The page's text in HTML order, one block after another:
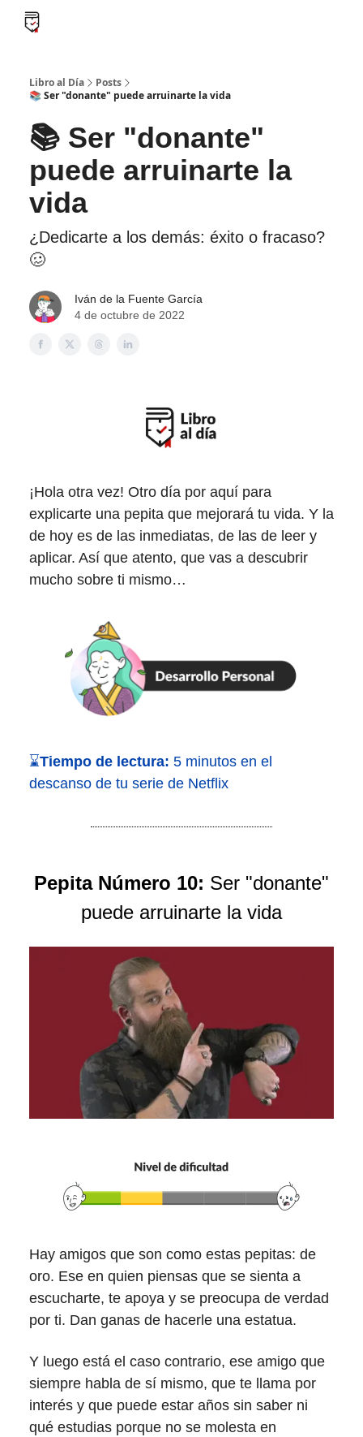
Libro al Día
Posts
📚 Ser "donante" puede arruinarte la vida
📚 Ser "donante"
puede arruinarte la
vida
¿Dedicarte a los demás: éxito o fracaso?
🥴
Iván de la Fuente García
4 de octubre de 2022
¡Hola otra vez! Otro día por aquí para
explicarte una pepita que mejorará tu vida. Y la
de hoy es de las inmediatas, de las de leer y
aplicar. Así que atento, que vas a descubrir
mucho sobre ti mismo…
⌛Tiempo de lectura: 5 minutos en el
descanso de tu serie de Netflix
Pepita Número 10: Ser "donante"
puede arruinarte la vida
Hay amigos que son como estas pepitas: de
oro. Ese en quien piensas que se sienta a
escucharte, te apoya y se preocupa de verdad
por ti. Dan ganas de hacerle una estatua.
Y luego está el caso contrario, ese amigo que
siempre habla de sí mismo, que te llama por
interés y que puede estar años sin saber ni
qué estudias porque no se molesta en